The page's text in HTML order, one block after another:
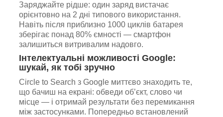
Заряджайте рідше: один заряд вистачає
орієнтовно на 2 дні типового використання.
Навіть після приблизно 1000 циклів батарея
зберігає понад 80% ємності — смартфон
залишиться витривалим надовго.
Інтелектуальні можливості Google:
шукай, як тобі зручно
Circle to Search з Google миттєво знаходить те,
що бачиш на екрані: обведи об’єкт, слово чи
місце — і отримай результати без перемикання
між застосунками. Попередньо встановлений